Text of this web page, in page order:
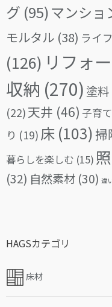
グ (95)マンショ
モルタル (38) ライ
(126) リフォ
収納 (270) 塗料
(22)天井 (46) 子育て
り (19) 床 (103)掃
暮らしを楽しむ (15)
(32) 自然素材 (30) 違
HAGSカテゴリ
床材